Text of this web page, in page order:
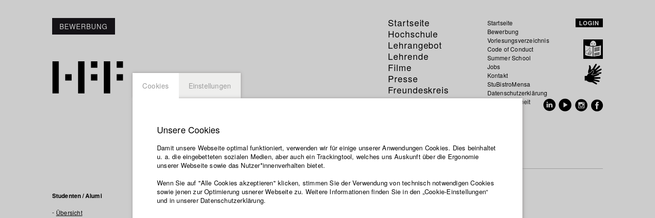
BEWERBUNG
Startseite
Hochschule
Lehrangebot
Lehrende
Filme
Presse
Freundeskreis
Service
Startseite
Bewerbung
Vorlesungsverzeichnis
Code of Conduct
Summer School
Jobs
Kontakt
StuBistroMensa
Datenschutzerklärung
Datensicherheit
LOGIN
Alessandro Pizzi
Studenten / Alumi
Übersicht
Filme in der HFF Datenbank
Cookies Einstellungen
Unsere Cookies
Damit unsere Webseite optimal funktioniert, verwenden wir für einige unserer Anwendungen Cookies. Dies beinhaltet
u. a. die eingebetteten sozialen Medien, aber auch ein Trackingtool, welches uns Auskunft über die Ergonomie
unserer Webseite sowie das Nutzer*innenverhalten bietet.
Wenn Sie auf "Alle Cookies akzeptieren" klicken, stimmen Sie der Verwendung von technisch notwendigen Cookies
sowie jenen zur Optimierung usnerer Webseite zu. Weitere Informationen finden Sie in den „Cookie-Einstellungen“
und in unserer Datenschutzerklärung.